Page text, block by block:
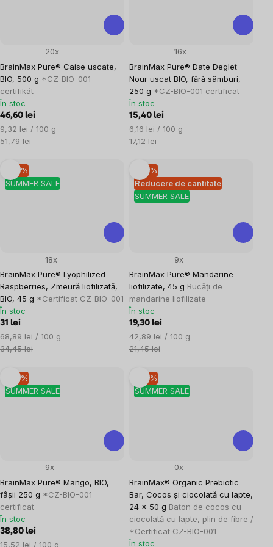
BrainMax Pure® Caise uscate,
BIO, 500 g *CZ-BIO-001
certifikát
20x
În stoc
46,60 lei
Evaluare
preţ:
9,32 lei / 100 g
51,79 lei
BrainMax Pure® Date Deglet
Nour uscat BIO, fără sâmburi,
250 g *CZ-BIO-001 certificat
16x
În stoc
15,40 lei
Evaluare
preţ:
6,16 lei / 100 g
17,12 lei
SUMMER SALE
–10 %
BrainMax Pure® Lyophilized
Raspberries, Zmeură liofilizată,
BIO, 45 g *Certificat CZ-BIO-001
18x
În stoc
31 lei
Evaluare
preţ:
68,89 lei / 100 g
34,45 lei
Reducere de cantitate
SUMMER SALE
–10 %
BrainMax Pure® Mandarine
liofilizate, 45 g Bucăți de
mandarine liofilizate
9x
În stoc
19,30 lei
Evaluare
preţ:
42,89 lei / 100 g
21,45 lei
SUMMER SALE
–10 %
BrainMax Pure® Mango, BIO,
fâșii 250 g *CZ-BIO-001
certificat
9x
În stoc
38,80 lei
Evaluare
15,52 lei / 100 g
SUMMER SALE
–10 %
BrainMax® Organic Prebiotic
Bar, Cocos și ciocolată cu lapte,
24 × 50 g Baton de cocos cu
ciocolată cu lapte, plin de fibre /
*Certificat CZ-BIO-001
0x
În stoc